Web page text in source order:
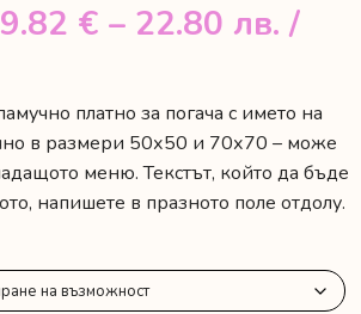
€ – 22.80 лв. /
лв.
€
лв.
платно за погача с името на
в размери 50х50 и 70х70 – може
меню. Текстът, който да бъде
напишете в празното поле отдолу.